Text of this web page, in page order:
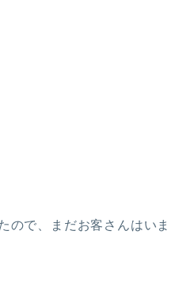
ので、まだお客さんはいま